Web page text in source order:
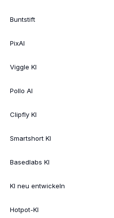
Buntstift
PixAI
Viggle KI
Pollo AI
Clipfly KI
Smartshort KI
Basedlabs KI
KI neu entwickeln
Hotpot-KI